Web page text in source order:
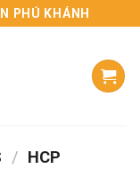
PHÚ KHÁNH
/ HCP